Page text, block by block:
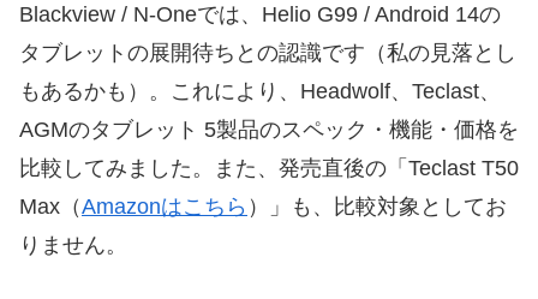
Blackview / N-Oneでは、Helio G99 / Android 14の
タブレットの展開待ちとの認識です（私の見落とし
もあるかも）。これにより、Headwolf、Teclast、
AGMのタブレット 5製品のスペック・機能・価格を
比較してみました。また、発売直後の「Teclast T50
Max（Amazonはこちら ）」も、比較対象としてお
りません。